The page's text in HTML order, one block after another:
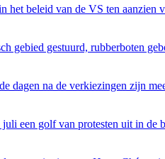
het beleid van de VS ten
gebied gestuurd, rubberboten
dagen na de verkiezingen zijn
een golf van protesten uit in de